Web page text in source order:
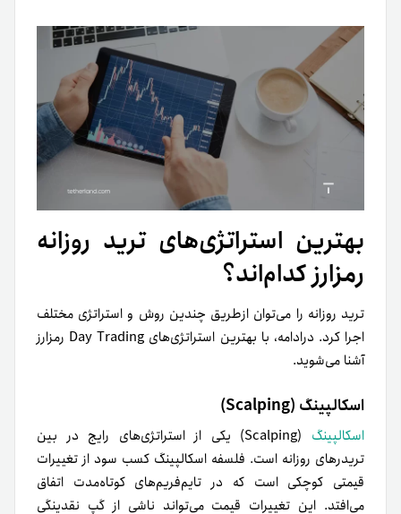
بهترین استراتژی‌های ترید روزانه
رمزارز کدام‌اند؟
ترید روزانه را می‌توان از‌طریق چندین روش و استراتژی مختلف
اجرا کرد. در‌ادامه، با بهترین استراتژی‌های Day Trading رمزارز
آشنا می‌شوید.
اسکالپینگ (Scalping)
اسکالپینگ
(Scalping) یکی از استراتژی‌های رایج‌ در بین
تریدرهای روزانه است. فلسفه اسکالپینگ کسب سود از تغییرات
قیمتی کوچکی است که در تایم‌فریم‌های کوتاه‌مدت اتفاق
می‌افتد. این تغییرات قیمت می‌تواند ناشی از گپ نقدینگی